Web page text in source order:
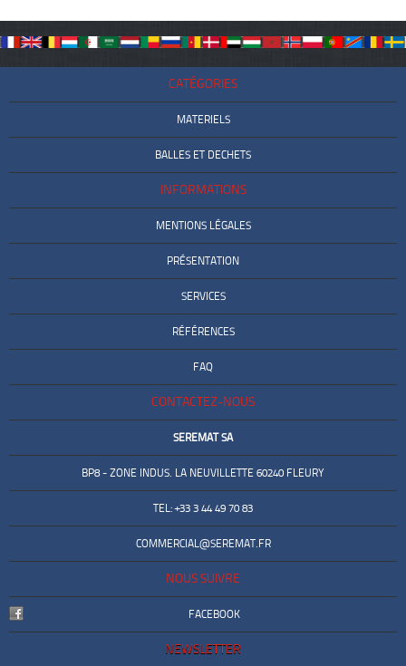
CATÉGORIES
MATERIELS
BALLES ET DECHETS
INFORMATIONS
MENTIONS LÉGALES
PRÉSENTATION
SERVICES
RÉFÉRENCES
FAQ
CONTACTEZ-NOUS
SEREMAT SA
BP8 - ZONE INDUS. LA NEUVILLETTE 60240 FLEURY
TEL: +33 3 44 49 70 83
COMMERCIAL@SEREMAT.FR
NOUS SUIVRE
FACEBOOK
NEWSLETTER